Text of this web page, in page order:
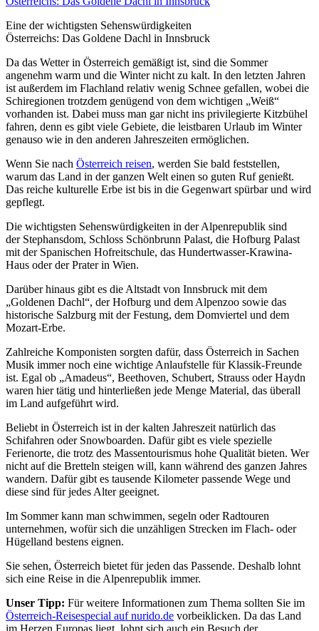
Eine der wichtigsten Sehenswürdigkeiten
Österreichs: Das Goldene Dachl in Innsbruck
Da das Wetter in Österreich gemäßigt ist, sind die Sommer
angenehm warm und die Winter nicht zu kalt. In den letzten Jahren
ist außerdem im Flachland relativ wenig Schnee gefallen, wobei die
Schiregionen trotzdem genügend von dem wichtigen „Weiß“
vorhanden ist. Dabei muss man gar nicht ins privilegierte Kitzbühel
fahren, denn es gibt viele Gebiete, die leistbaren Urlaub im Winter
genauso wie in den anderen Jahreszeiten ermöglichen.
Wenn Sie nach Österreich reisen, werden Sie bald feststellen,
warum das Land in der ganzen Welt einen so guten Ruf genießt.
Das reiche kulturelle Erbe ist bis in die Gegenwart spürbar und wird
gepflegt.
Die wichtigsten Sehenswürdigkeiten in der Alpenrepublik sind
der Stephansdom, Schloss Schönbrunn Palast, die Hofburg Palast
mit der Spanischen Hofreitschule, das Hundertwasser-Krawina-
Haus oder der Prater in Wien.
Darüber hinaus gibt es die Altstadt von Innsbruck mit dem
„Goldenen Dachl“, der Hofburg und dem Alpenzoo sowie das
historische Salzburg mit der Festung, dem Domviertel und dem
Mozart-Erbe.
Zahlreiche Komponisten sorgten dafür, dass Österreich in Sachen
Musik immer noch eine wichtige Anlaufstelle für Klassik-Freunde
ist. Egal ob „Amadeus“, Beethoven, Schubert, Strauss oder Haydn
waren hier tätig und hinterließen jede Menge Material, das überall
im Land aufgeführt wird.
Beliebt in Österreich ist in der kalten Jahreszeit natürlich das
Schifahren oder Snowboarden. Dafür gibt es viele spezielle
Ferienorte, die trotz des Massentourismus hohe Qualität bieten. Wer
nicht auf die Bretteln steigen will, kann während des ganzen Jahres
wandern. Dafür gibt es tausende Kilometer passende Wege und
diese sind für jedes Alter geeignet.
Im Sommer kann man schwimmen, segeln oder Radtouren
unternehmen, wofür sich die unzähligen Strecken im Flach- oder
Hügelland bestens eignen.
Sie sehen, Österreich bietet für jeden das Passende. Deshalb lohnt
sich eine Reise in die Alpenrepublik immer.
Unser Tipp: Für weitere Informationen zum Thema sollten Sie im
Österreich-Reisespecial auf nurido.de vorbeiklicken. Da das Land
im Herzen Europas liegt, lohnt sich auch ein Besuch der